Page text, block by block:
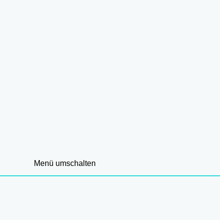
Menü umschalten